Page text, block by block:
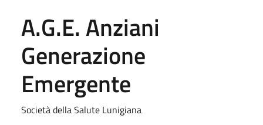
A.G.E. Anziani
Generazione
Emergente
Società della Salute Lunigiana